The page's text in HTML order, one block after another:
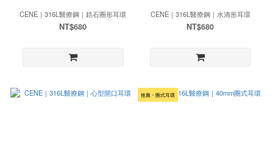
CENE｜316L醫療鋼｜鋯石圈形耳環
NT$680
CENE｜316L醫療鋼｜水滴形耳環
NT$680
推薦・圈式耳環